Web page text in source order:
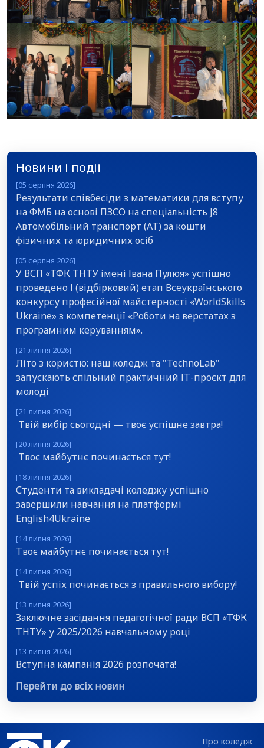
Новини і події
[05 серпня 2026]
Результати співбесіди з математики для вступу
на ФМБ на основі ПЗСО на спеціальність J8
Автомобільний транспорт (АТ) за кошти
фізичних та юридичних осіб
[05 серпня 2026]
У ВСП «ТФК ТНТУ імені Івана Пулюя» успішно
проведено І (відбірковий) етап Всеукраїнського
конкурсу професійної майстерності «WorldSkills
Ukraine» з компетенції «Роботи на верстатах з
програмним керуванням».
[21 липня 2026]
Літо з користю: наш коледж та "TechnoLab"
запускають спільний практичний ІТ-проєкт для
молоді
[21 липня 2026]
Твій вибір сьогодні — твоє успішне завтра!
[20 липня 2026]
Твоє майбутнє починається тут!
[18 липня 2026]
Студенти та викладачі коледжу успішно
завершили навчання на платформі
English4Ukraine
[14 липня 2026]
Твоє майбутнє починається тут!
[14 липня 2026]
Твій успіх починається з правильного вибору!
[13 липня 2026]
Заключне засідання педагогічної ради ВСП «ТФК
ТНТУ» у 2025/2026 навчальному році
[13 липня 2026]
Вступна кампанія 2026 розпочата!
Перейти до всіх новин
Про коледж